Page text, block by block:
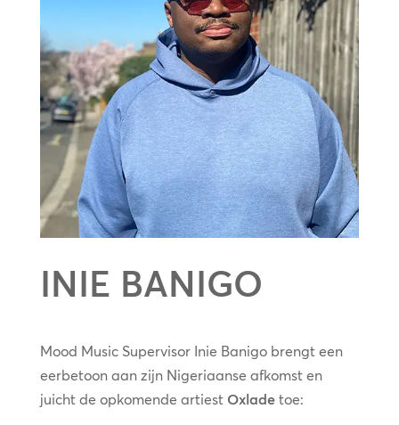
INIE BANIGO
Mood Music Supervisor Inie Banigo brengt een
eerbetoon aan zijn Nigeriaanse afkomst en
juicht de opkomende artiest Oxladetoe: